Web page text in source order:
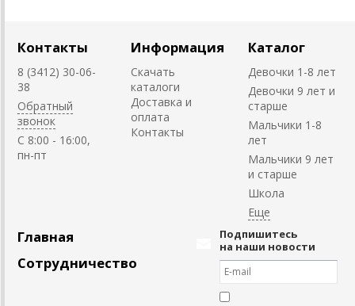
Контакты
8 (3412) 30-06-
38
Обратный
звонок
C 8:00 - 16:00,
пн-пт
Информация
Скачать
каталоги
Доставка и
оплата
Контакты
Каталог
Девочки 1-8 лет
Девочки 9 лет и
старше
Мальчики 1-8
лет
Мальчики 9 лет
и старше
Школа
Главная
Сотрудничество
Подпишитесь
на наши новости